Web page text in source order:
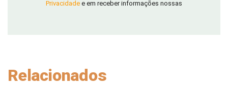
Privacidade e em receber informações nossas
Relacionados